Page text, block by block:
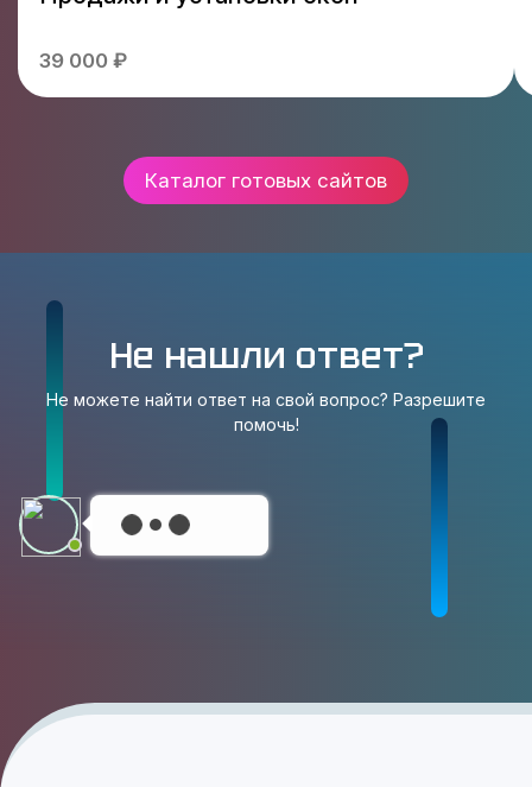
39 000 ₽
Каталог готовых сайтов
Не нашли ответ?
Не можете найти ответ на свой вопрос? Разрешите
помочь!